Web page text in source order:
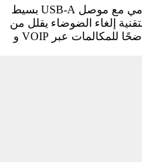
سماعة الرأس المثالية للاستخدام اليومي مع موصل USB-A بسيط
إلغاء الضوضاء يقلل من
الضوضاء الخلفية ويوفر صوتًا رقميًا واضحًا للمكالمات عبر VOIP و